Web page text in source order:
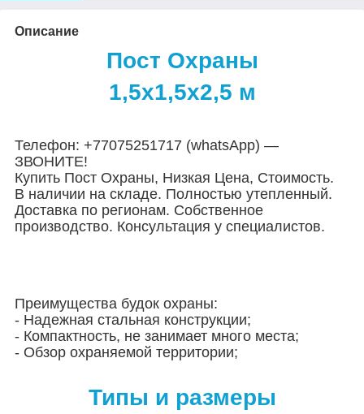
Описание
Пост Охраны
1,5х1,5х2,5 м
Телефон: +77075251717 (whatsApp) —
ЗВОНИТЕ!
Купить Пост Охраны, Низкая Цена, Стоимость.
В наличии на складе. Полностью утепленный.
Доставка по регионам. Собственное
производство. Консультация у специалистов.
Преимущества будок охраны:
- Надежная стальная конструкции;
- Компактность, не занимает много места;
- Обзор охраняемой территории;
Типы и размеры